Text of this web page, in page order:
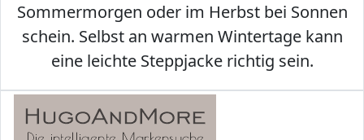
Sommermorgen oder im Herbst bei Sonnen
schein. Selbst an warmen Wintertage kann
eine leichte Steppjacke richtig sein.